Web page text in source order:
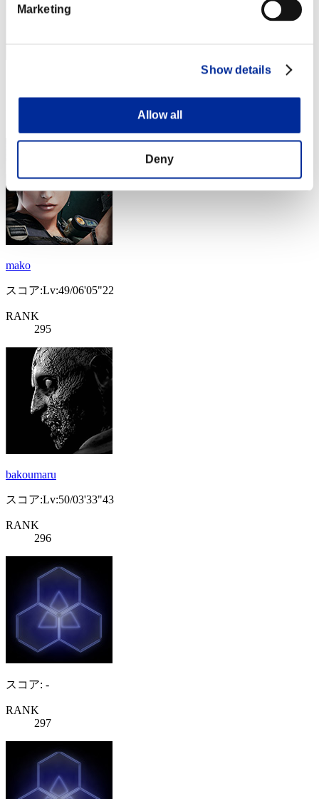
Marketing
Show details
Allow all
Deny
mako
スコア:Lv:49/06'05"22
RANK
295
bakoumaru
スコア:Lv:50/03'33"43
RANK
296
スコア: -
RANK
297